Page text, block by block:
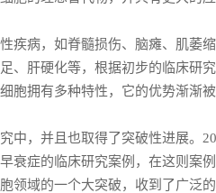
病，如脊髓损伤、脑瘫、肌萎
、肝硬化等，根据初步的临床研
胞拥有多种特性，它的优势渐渐被
，并且也取得了突破性进展。
衰症的临床研究案例，在这则案
领域的一个大突破，收到了广泛